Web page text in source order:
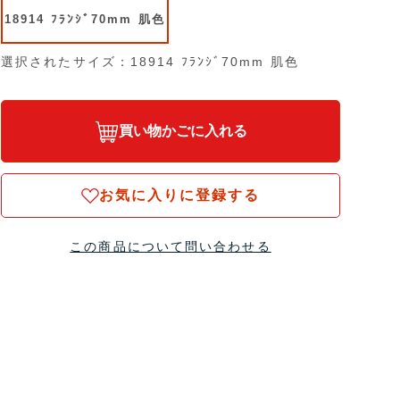
18914 ﾌﾗﾝｼﾞ70mm 肌色
選択されたサイズ：18914 ﾌﾗﾝｼﾞ70mm 肌色
買い物かごに入れる
お気に入りに登録する
この商品について問い合わせる